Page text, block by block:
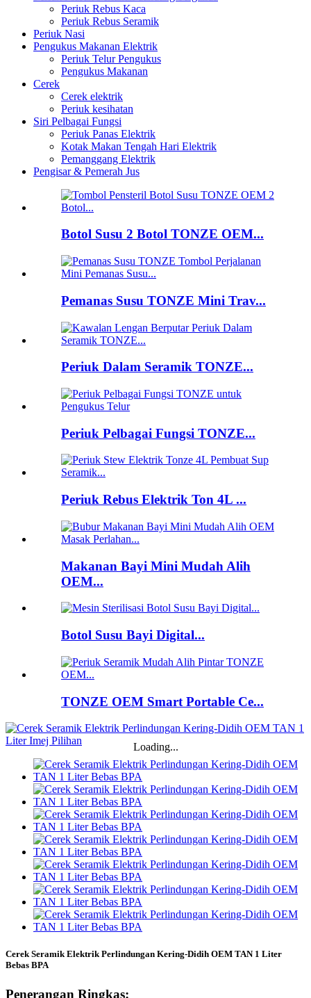
Periuk Rebus Kaca
Periuk Rebus Seramik
Periuk Nasi
Pengukus Makanan Elektrik
Periuk Telur Pengukus
Pengukus Makanan
Cerek
Cerek elektrik
Periuk kesihatan
Siri Pelbagai Fungsi
Periuk Panas Elektrik
Kotak Makan Tengah Hari Elektrik
Pemanggang Elektrik
Pengisar & Pemerah Jus
Botol Susu 2 Botol TONZE OEM...
Pemanas Susu TONZE Mini Trav...
Periuk Dalam Seramik TONZE...
Periuk Pelbagai Fungsi TONZE...
Periuk Rebus Elektrik Ton 4L ...
Makanan Bayi Mini Mudah Alih
OEM...
Botol Susu Bayi Digital...
TONZE OEM Smart Portable Ce...
Loading...
Cerek Seramik Elektrik Perlindungan Kering-Didih OEM TAN 1 Liter
Bebas BPA
Penerangan Ringkas: